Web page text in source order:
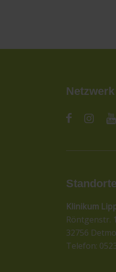
Netzwerk
Standorte
Klinikum
Röntgenstr.
32756
Telefon: